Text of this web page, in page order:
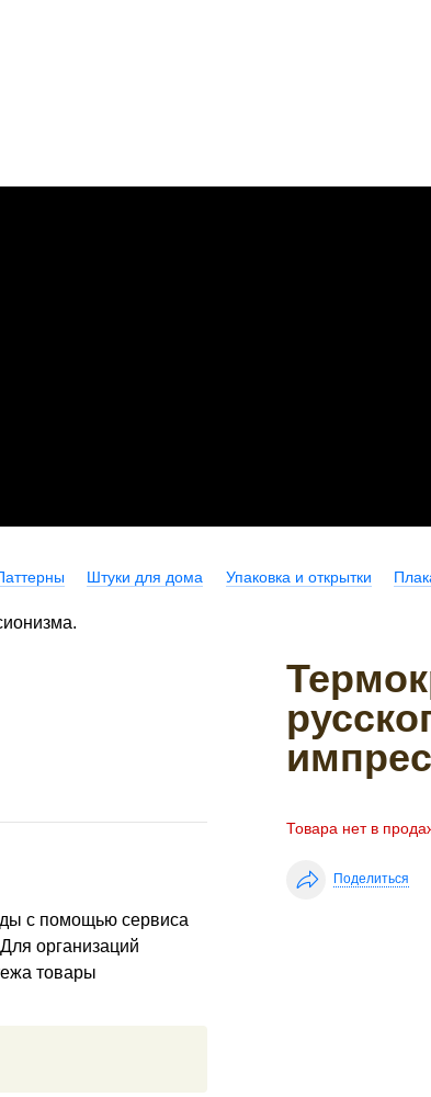
Штуки для дома Упаковка и открытки
Товара нет в
Поделиться
с помощью сервиса
организаций
товары